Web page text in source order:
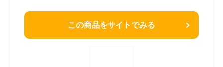
この商品をサイトでみる